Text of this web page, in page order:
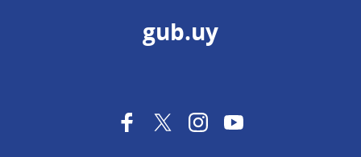
gub.uy
FacebookTwitterInstagramYouTube